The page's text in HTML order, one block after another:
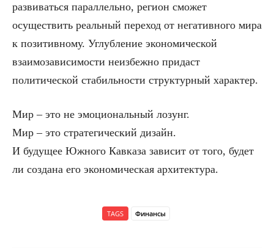
развиваться параллельно, регион сможет
осуществить реальный переход от негативного мира
к позитивному. Углубление экономической
взаимозависимости неизбежно придаст
политической стабильности структурный характер.
Мир – это не эмоциональный лозунг.
Мир – это стратегический дизайн.
И будущее Южного Кавказа зависит от того, будет
ли создана его экономическая архитектура.
TAGS Финансы